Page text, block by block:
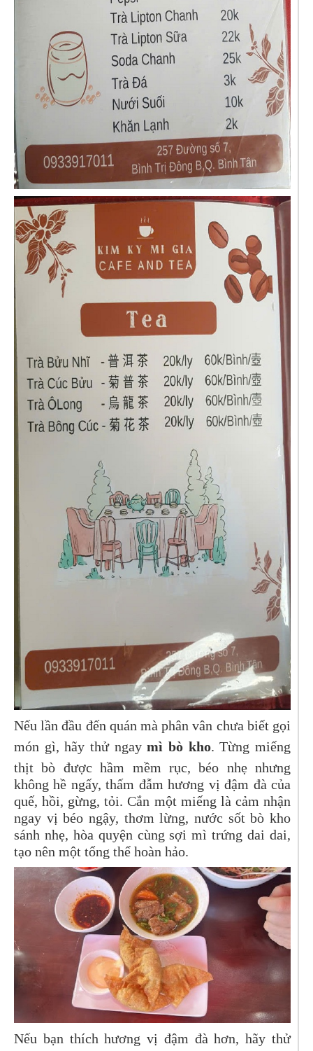
Nếu lần đầu đến quán mà phân vân chưa biết gọi
món gì, hãy thử ngaymì bò kho. Từng miếng
thịt bò được hầm mềm rục, béo nhẹ nhưng
không hề ngấy, thấm đẫm hương vị đậm đà của
quế, hồi, gừng, tỏi. Cắn một miếng là cảm nhận
ngay vị béo ngậy, thơm lừng, nước sốt bò kho
sánh nhẹ, hòa quyện cùng sợi mì trứng dai dai,
tạo nên một tổng thể hoàn hảo.
Nếu bạn thích hương vị đậm đà hơn, hãy thử